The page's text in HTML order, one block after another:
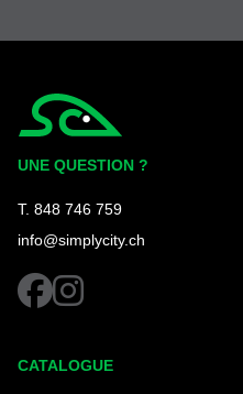
UNE QUESTION ?
T. 848 746 759
info@simplycity.ch
facebookinstagram
CATALOGUE